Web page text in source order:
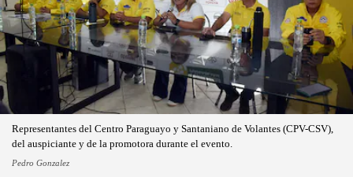
Representantes del Centro Paraguayo y Santaniano de Volantes (CPV-CSV),
del auspiciante y de la promotora durante el evento.
Pedro Gonzalez